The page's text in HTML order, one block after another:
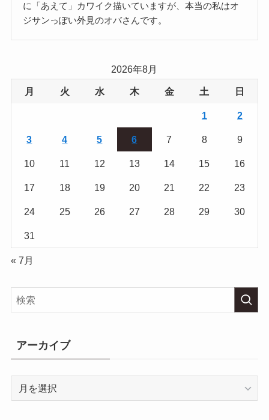
に「あえて」カワイク描いていますが、本当の私はオ
ジサンっぽい外見のオバさんです。
2026年8月
月 火 水 木 金 土 日
1 2
3 4 5 6 7 8 9
10 11 12 13 14 15 16
17 18 19 20 21 22 23
24 25 26 27 28 29 30
31
« 7月
アーカイブ